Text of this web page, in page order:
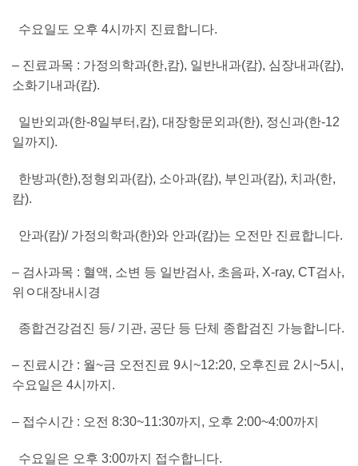
수요일도 오후 4시까지 진료합니다.
– 진료과목 : 가정의학과(한,캄), 일반내과(캄), 심장내과(캄),
소화기내과(캄).
일반외과(한-8일부터,캄), 대장항문외과(한), 정신과(한-12
일까지).
한방과(한),정형외과(캄), 소아과(캄), 부인과(캄), 치과(한,
캄).
안과(캄)/ 가정의학과(한)와 안과(캄)는 오전만 진료합니다.
– 검사과목 : 혈액, 소변 등 일반검사, 초음파, X-ray, CT검사,
위ﾷ대장내시경
종합건강검진 등/ 기관, 공단 등 단체 종합검진 가능합니다.
– 진료시간 : 월~금 오전진료 9시~12:20, 오후진료 2시~5시,
수요일은 4시까지.
– 접수시간 : 오전 8:30~11:30까지, 오후 2:00~4:00까지
수요일은 오후 3:00까지 접수합니다.